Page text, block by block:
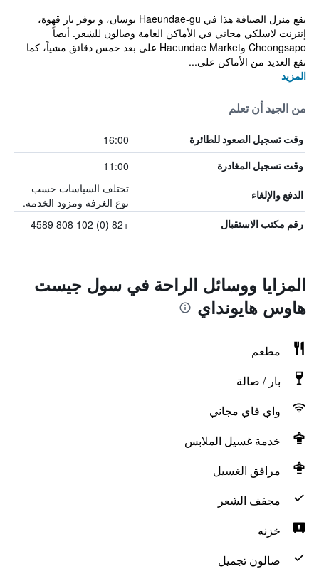
يقع منزل الضيافة هذا في Haeundae-gu بوسان، و يوفر بار قهوة،
إنترنت لاسلكي مجاني في الأماكن العامة وصالون للشعر. أيضاً
Cheongsapo وHaeundae Market على بعد خمس دقائق مشياً، كما
تقع العديد من الأماكن على...
المزيد
من الجيد أن تعلم
وقت تسجيل الصعود للطائرة 16:00
وقت تسجيل المغادرة 11:00
الدفع والإلغاء
تختلف السياسات حسب
نوع الغرفة ومزود الخدمة.
رقم مكتب الاستقبال +82 (0) 102 808 4589
المزايا ووسائل الراحة في سول جيست
هاوس هايونداي
مطعم
بار / صالة
واي فاي مجاني
خدمة غسيل الملابس
مرافق الغسيل
مجفف الشعر
خزنه
صالون تجميل